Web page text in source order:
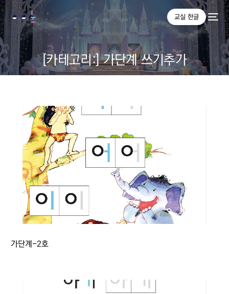
교실 한글
[카테고리:]가단계 쓰기추가
가단계-2호